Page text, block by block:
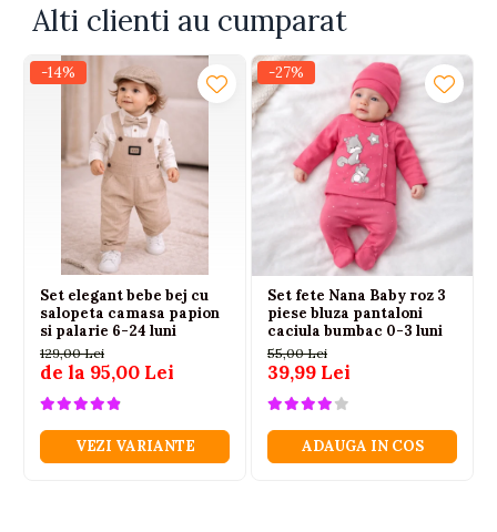
Alti clienti au cumparat
-14%
Set elegant bebe bej cu
salopeta camasa papion
si palarie 6-24 luni
129,00 Lei
de la 95,00 Lei
VEZI VARIANTE
-27%
Set fete Nana Baby roz 3
piese bluza pantaloni
caciula bumbac 0-3 luni
55,00 Lei
39,99 Lei
ADAUGA IN COS